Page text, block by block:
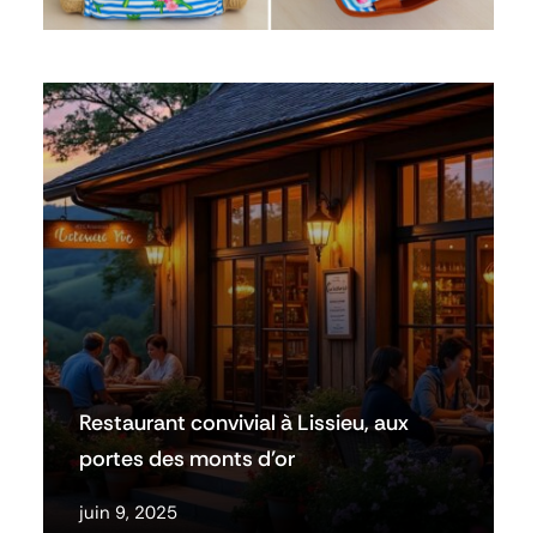
Restaurant convivial à Lissieu, aux
portes des monts d’or
juin 9, 2025